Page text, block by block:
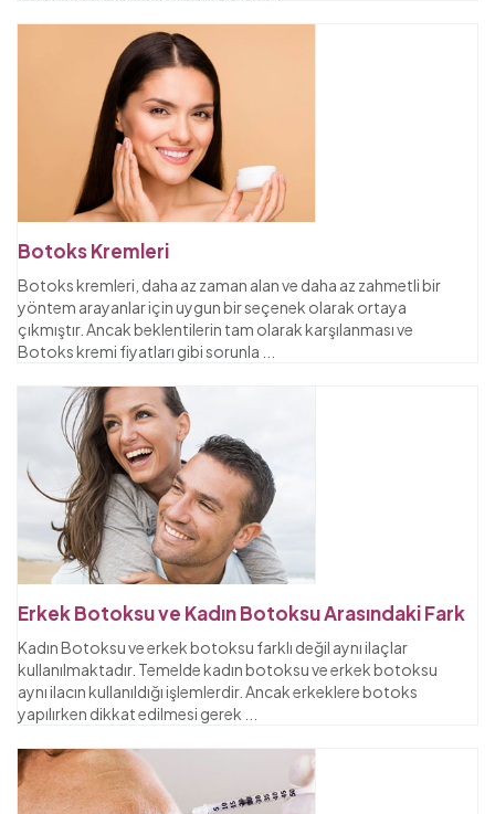
Botoks Kremleri
Botoks kremleri, daha az zaman alan ve daha az zahmetli bir
yöntem arayanlar için uygun bir seçenek olarak ortaya
çıkmıştır. Ancak beklentilerin tam olarak karşılanması ve
Botoks kremi fiyatları gibi sorunla
Erkek Botoksu ve Kadın Botoksu Arasındaki Fark
Kadın Botoksu ve erkek botoksu farklı değil aynı ilaçlar
kullanılmaktadır. Temelde kadın botoksu ve erkek botoksu
aynı ilacın kullanıldığı işlemlerdir. Ancak erkeklere botoks
yapılırken dikkat edilmesi gerek